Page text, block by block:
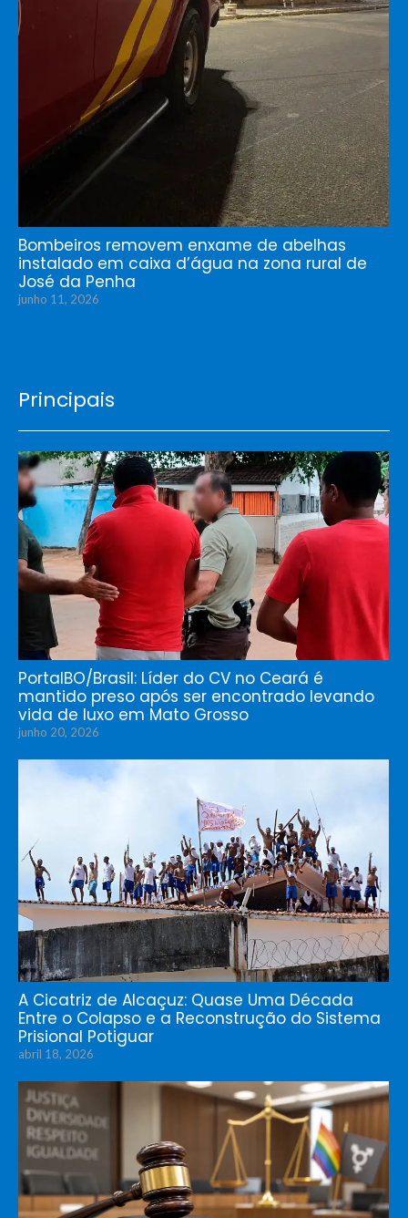
Bombeiros removem enxame de abelhas
instalado em caixa d’água na zona rural de
José da Penha
junho 11, 2026
Principais
PortalBO/Brasil: Líder do CV no Ceará é
mantido preso após ser encontrado levando
vida de luxo em Mato Grosso
junho 20, 2026
A Cicatriz de Alcaçuz: Quase Uma Década
Entre o Colapso e a Reconstrução do Sistema
Prisional Potiguar
abril 18, 2026